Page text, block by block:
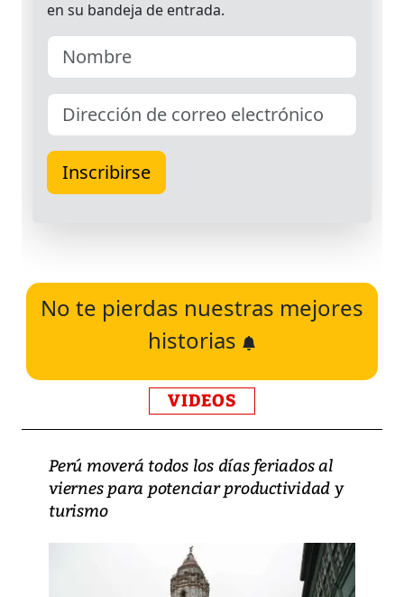
No te pierdas nuestras mejores
historias
VIDEOS
Perú moverá todos los días feriados al
viernes para potenciar productividad y
turismo